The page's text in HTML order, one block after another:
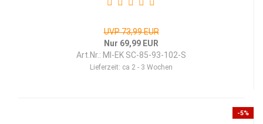
UVP 73,99 EUR
Nur 69,99 EUR
Art.Nr.: MI-EK SC-85-93-102-S
Lieferzeit: ca 2 - 3 Wochen
-5%